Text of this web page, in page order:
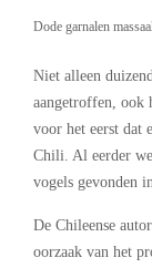
Dode garnalen
Niet alleen
aangetroffen, ook
voor het eerst dat
Chili. Al eerder
vogels gevonden
De Chileense
oorzaak van het